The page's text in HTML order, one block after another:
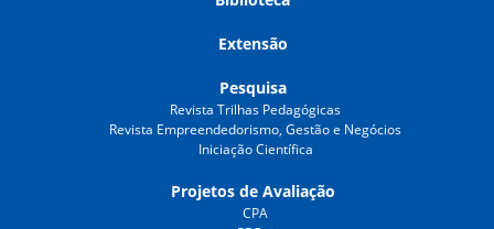
Extensão
Pesquisa
Revista Trilhas Pedagógicas
Revista Empreendedorismo, Gestão e Negócios
Iniciação Científica
Projetos de Avaliação
CPA